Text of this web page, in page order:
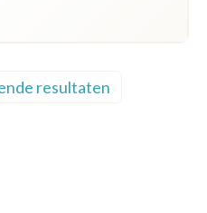
resultaten